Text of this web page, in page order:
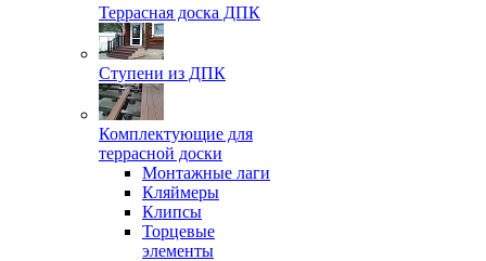
Террасная доска ДПК
Ступени из ДПК
Комплектующие для
террасной доски
Монтажные лаги
Кляймеры
Клипсы
Торцевые
элементы